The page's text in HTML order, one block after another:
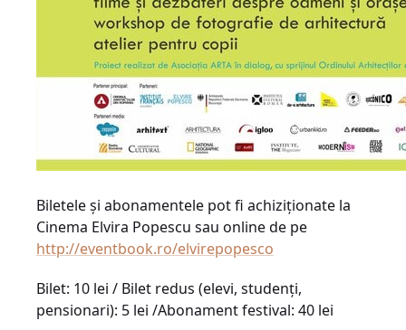
Biletele şi abonamentele pot fi achiziţionate la
Cinema Elvira Popescu sau online de pe
http://eventbook.ro/elvirepopesco
Bilet: 10 lei / Bilet redus (elevi, studenți,
pensionari): 5 lei /Abonament festival: 40 lei